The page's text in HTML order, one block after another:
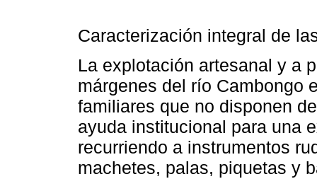
Caracterización integral de
La explotación artesanal y a
márgenes del río Cambongo
familiares que no disponen
ayuda institucional para una
recurriendo a instrumentos
machetes, palas, piquetas y